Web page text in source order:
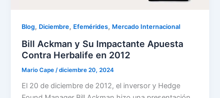
Blog, Diciembre, Efemérides, Mercado Internacional
Bill Ackman y Su Impactante Apuesta
Contra Herbalife en 2012
Mario Cape /diciembre 20, 2024
El 20 de diciembre de 2012, el inversor y Hedge